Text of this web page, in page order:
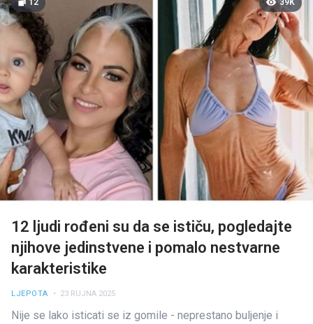
12 39K
12 ljudi rođeni su da se ističu, pogledajte
njihove jedinstvene i pomalo nestvarne
karakteristike
LJEPOTA • 23 RUJNA 2025
Nije se lako isticati se iz gomile - neprestano buljenje i